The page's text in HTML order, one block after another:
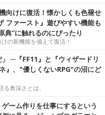
向けに復活！懐かしくも色褪せ
ファースト』遊びやすい機能も
典”に触れるのにぴったり
の新機能を備えて復活！
」 ─『FF11』と『ウィザードリ
』、"優しくないRPG"の沼にど
奥深さとは。
ゲーム作りを仕事にするという